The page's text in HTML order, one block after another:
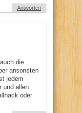
Antworten
die
ansonsten
jedem
und allen
oder